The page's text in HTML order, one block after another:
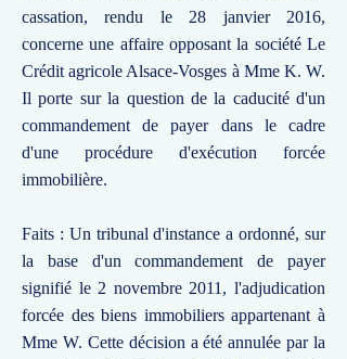
cassation, rendu le 28 janvier 2016,
concerne une affaire opposant la société Le
Crédit agricole Alsace-Vosges à Mme K. W.
Il porte sur la question de la caducité d'un
commandement de payer dans le cadre
d'une procédure d'exécution forcée
immobilière.
Faits : Un tribunal d'instance a ordonné, sur
la base d'un commandement de payer
signifié le 2 novembre 2011, l'adjudication
forcée des biens immobiliers appartenant à
Mme W. Cette décision a été annulée par la